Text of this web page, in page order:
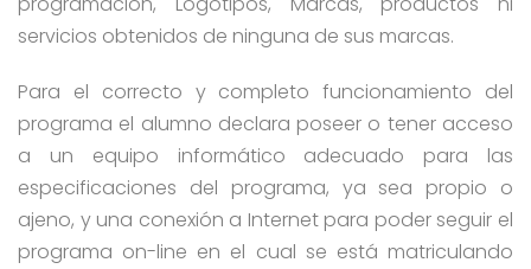
servicios obtenidos de ninguna de sus marcas.
Para el correcto y completo funcionamiento del
programa el alumno declara poseer o tener acceso
a un equipo informático adecuado para las
especificaciones del programa, ya sea propio o
ajeno, y una conexión a Internet para poder seguir el
programa on-line en el cual se está matriculando